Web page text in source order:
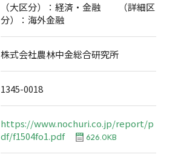
（大区分）：経済・金融 （詳細区
分）：海外金融
株式会社農林中金総合研究所
1345-0018
https://www.nochuri.co.jp/report/p
df/f1504fo1.pdf
626.0KB